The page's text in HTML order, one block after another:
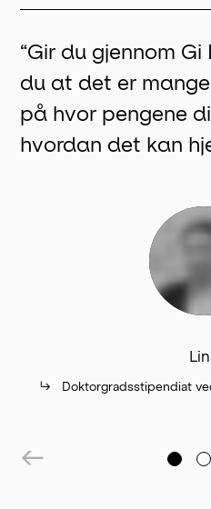
←
“Gir du gjennom
du at det er
på hvor pengene
hvordan det kan
↳ Doktorgradsstipendiat